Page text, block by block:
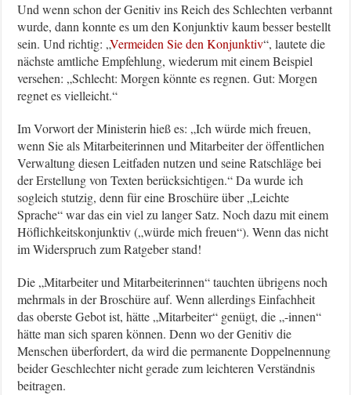
Und wenn schon der Genitiv ins Reich des Schlechten verbannt
wurde, dann konnte es um den Konjunktiv kaum besser bestellt
sein. Und richtig: „Vermeiden Sie den Konjunktiv“, lautete die
nächste amtliche Empfehlung, wiederum mit einem Beispiel
versehen: „Schlecht: Morgen könnte es regnen. Gut: Morgen
regnet es vielleicht.“
Im Vorwort der Ministerin hieß es: „Ich würde mich freuen,
wenn Sie als Mitarbeiterinnen und Mitarbeiter der öffentlichen
Verwaltung diesen Leitfaden nutzen und seine Ratschläge bei
der Erstellung von Texten berücksichtigen.“ Da wurde ich
sogleich stutzig, denn für eine Broschüre über „Leichte
Sprache“ war das ein viel zu langer Satz. Noch dazu mit einem
Höflichkeitskonjunktiv („würde mich freuen“). Wenn das nicht
im Widerspruch zum Ratgeber stand!
Die „Mitarbeiter und Mitarbeiterinnen“ tauchten übrigens noch
mehrmals in der Broschüre auf. Wenn allerdings Einfachheit
das oberste Gebot ist, hätte „Mitarbeiter“ genügt, die „-innen“
hätte man sich sparen können. Denn wo der Genitiv die
Menschen überfordert, da wird die permanente Doppelnennung
beider Geschlechter nicht gerade zum leichteren Verständnis
beitragen.